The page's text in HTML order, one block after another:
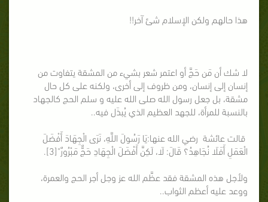
هذا حالهم ولكن الإسلام شئ آخر!!
لا شك أن مَن حَجَّ أو اعتمر شعر بشيء من المشقة يتفاوت من
إنسان إلى إنسان، ومن ظروف إلى أخرى، ولكنه على كل حال
مشقة، بل جعل رسول الله صلى الله عليه و سلم الحج كالجهاد
بالنسبة للمرأة، للجهد العظيم الذي يُبذَل فيه..
قالت عائشة رضي الله عنها:يَا رَسُولَ اللَّهِ، نَرَى الْجِهَادَ أَفْضَلَ
الْعَمَلِ أَفَلَا نُجَاهِدُ؟ قَالَ: لَا، لَكِنَّ أَفْضَلَ الْجِهَادِ حَجٌّ مَبْرُورٌ"[3].
ولأجل هذه المشقة فقد عظَّم الله عز وجل أجر الحج والعمرة،
ووعد عليه أعظم الثواب..